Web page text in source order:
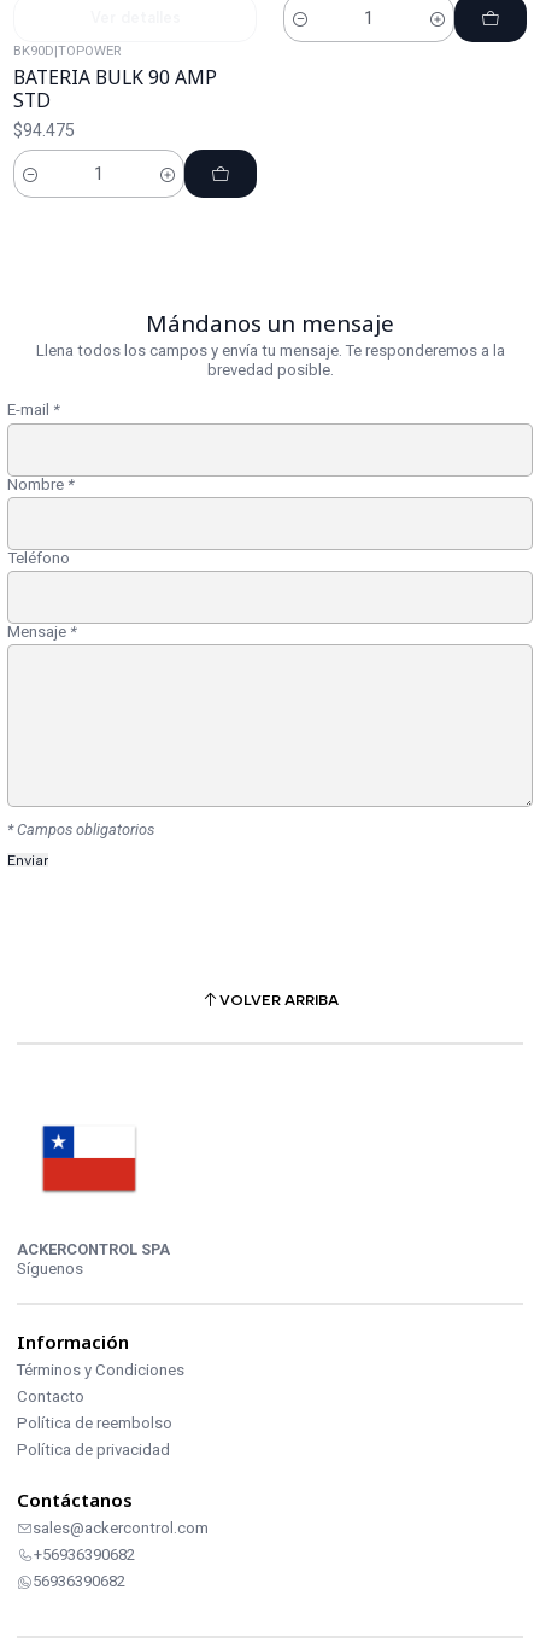
Cantidad
BK90D|TOPOWER
BATERIA BULK 90 AMP
STD
$94.475
Cantidad
Mándanos un mensaje
Llena todos los campos y envía tu mensaje. Te responderemos a la
brevedad posible.
E-mail *
Nombre*
Teléfono
Mensaje *
* Campos obligatorios
VOLVER ARRIBA
ACKERCONTROL SPA
Síguenos
Información
Términos y Condiciones
Contacto
Política de reembolso
Política de privacidad
Contáctanos
sales@ackercontrol.com
+56936390682
56936390682